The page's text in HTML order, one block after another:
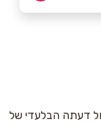
דעתה הבלעדי של